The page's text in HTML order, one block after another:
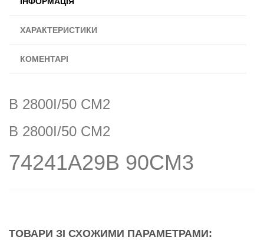
ХАРАКТЕРИСТИКИ
КОМЕНТАРІ
B 2800I/50 CM2
B 2800I/50 CM2
74241A29B 90CM3
ТОВАРИ ЗІ СХОЖИМИ ПАРАМЕТРАМИ: